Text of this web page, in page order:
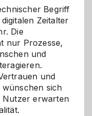
Begriff
Zeitalter
Die
nur Prozesse,
und
und
sich
Nutzer erwarten